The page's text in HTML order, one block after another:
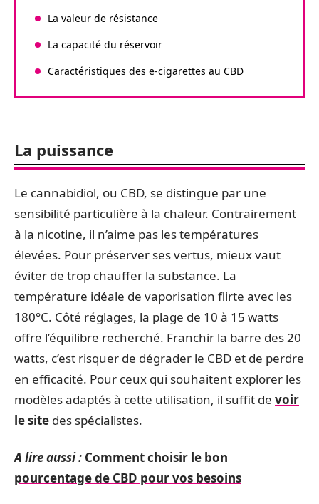
La valeur de résistance
La capacité du réservoir
Caractéristiques des e-cigarettes au CBD
La puissance
Le cannabidiol, ou CBD, se distingue par une
sensibilité particulière à la chaleur. Contrairement
à la nicotine, il n’aime pas les températures
élevées. Pour préserver ses vertus, mieux vaut
éviter de trop chauffer la substance. La
température idéale de vaporisation flirte avec les
180°C. Côté réglages, la plage de 10 à 15 watts
offre l’équilibre recherché. Franchir la barre des 20
watts, c’est risquer de dégrader le CBD et de perdre
en efficacité. Pour ceux qui souhaitent explorer les
modèles adaptés à cette utilisation, il suffit de voir
le site des spécialistes.
A lire aussi : Comment choisir le bon
pourcentage de CBD pour vos besoins